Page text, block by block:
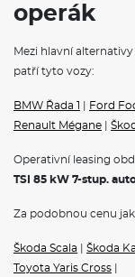
také čistě elektrické
operativní leasing,
pojištění i
výdaje spojené s
operák
Mezi hlavní
patří tyto vozy:
BMW Řada 1 Ford
Renault Mégane
Operativní leasing
TSI 85 kW 7-stup.
Za podobnou cenu
Škoda Scala Škoda
Toyota Yaris Cross